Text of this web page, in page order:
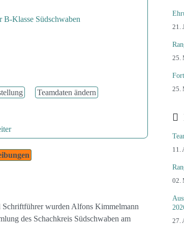
B-Klasse Südschwaben
Teamdaten ändern
wurden Alfons Kimmelmann
des Schachkreis Südschwaben am
21.
25.
25.
11.
02.
27.